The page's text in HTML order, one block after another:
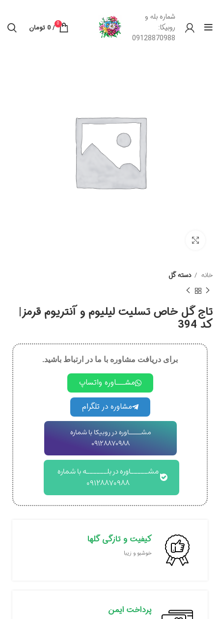
شماره بله و
روبیکا:
09128870988
0
/
0 تومان
خانه دسته گل
تاج گل خاص تسلیت لیلیوم و آنتریوم قرمز|
کد 394
برای دریافت مشاوره با ما در ارتباط باشید.
مشـــاوره واتساپ
مشاوره در تلگرام
مشــــاوره در روبیکا با شماره
09128870988
مشـــــاوره در بلــــــه با شماره
09128870988
کیفیت و تازگی گلها
خوشبو و زیبا
پرداخت ایمن